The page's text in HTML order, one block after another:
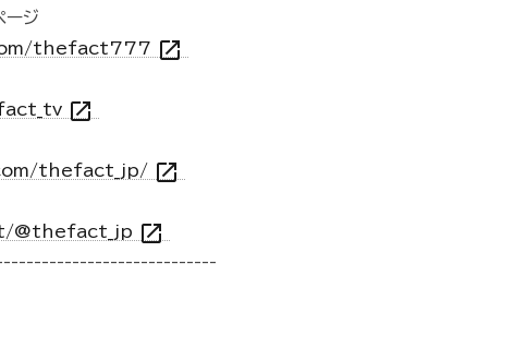
ジ
thefact777 open_in_new
open_in_new
thefact_jp/ open_in_new
@thefact_jp open_in_new